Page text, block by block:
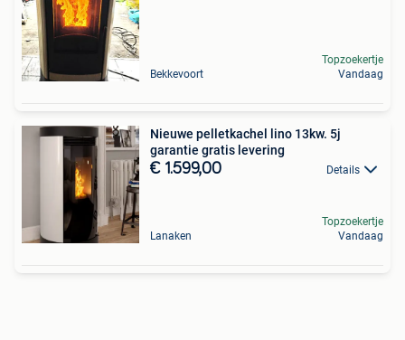
Bekkevoort
Topzoekertje
Vandaag
Nieuwe pelletkachel lino 13kw. 5j
garantie gratis levering
€ 1.599,00 Details
Lanaken
Topzoekertje
Vandaag